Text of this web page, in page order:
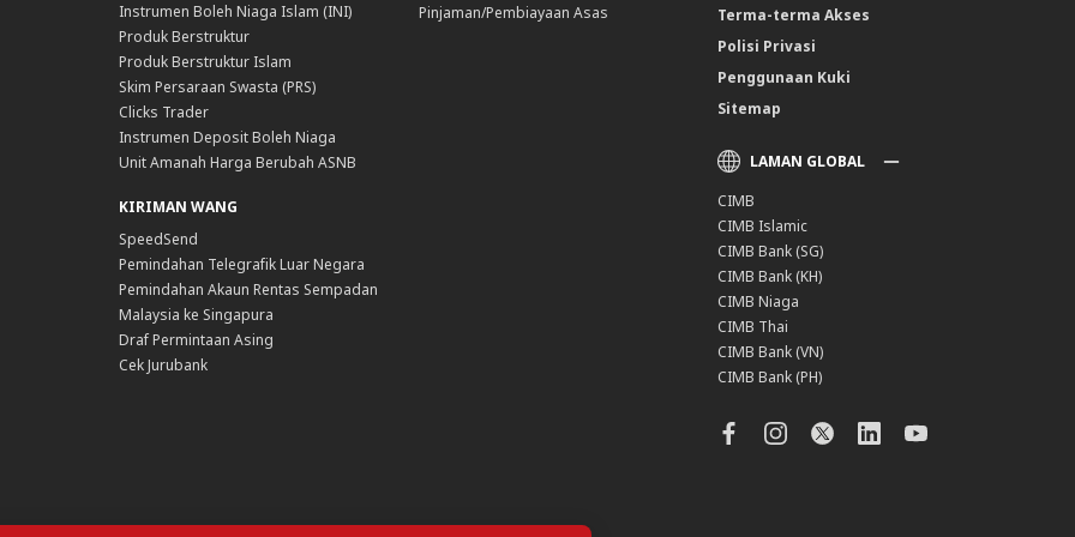
Instrumen Boleh Niaga Islam (INI)
Produk Berstruktur
Produk Berstruktur Islam
Skim Persaraan Swasta (PRS)
Clicks Trader
Instrumen Deposit Boleh Niaga
Unit Amanah Harga Berubah ASNB
KIRIMAN WANG
SpeedSend
Pemindahan Telegrafik Luar Negara
Pemindahan Akaun Rentas Sempadan
Malaysia ke Singapura
Draf Permintaan Asing
Cek Jurubank
Pinjaman/Pembiayaan Asas
Terma-terma Akses
Polisi Privasi
Penggunaan Kuki
Sitemap
LAMAN GLOBAL
CIMB
CIMB Islamic
CIMB Bank (SG)
CIMB Bank (KH)
CIMB Niaga
CIMB Thai
CIMB Bank (VN)
CIMB Bank (PH)